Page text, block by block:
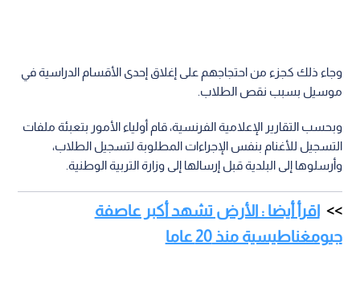
وجاء ذلك كجزء من احتجاجهم على إغلاق إحدى الأقسام الدراسية في
موسيل بسبب نقص الطلاب.
وبحسب التقارير الإعلامية الفرنسية، قام أولياء الأمور بتعبئة ملفات
التسجيل للأغنام بنفس الإجراءات المطلوبة لتسجيل الطلاب،
وأرسلوها إلى البلدية قبل إرسالها إلى وزارة التربية الوطنية.
اقرأ أيضا : الأرض تشهد أكبر عاصفة
جيومغناطيسية منذ 20 عاما